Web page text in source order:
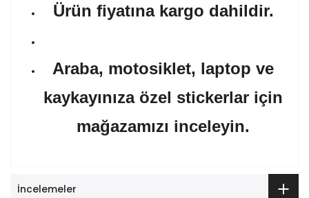
Ürün fiyatına kargo dahildir.
Araba, motosiklet, laptop ve
kaykayınıza özel stickerlar için
mağazamızı inceleyin.
İncelemeler